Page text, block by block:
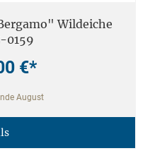
Wildeiche
0159
€*
August